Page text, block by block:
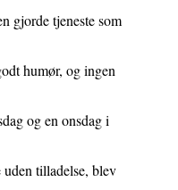
gjorde tjeneste som
humør, og ingen
og en onsdag i
tilladelse, blev